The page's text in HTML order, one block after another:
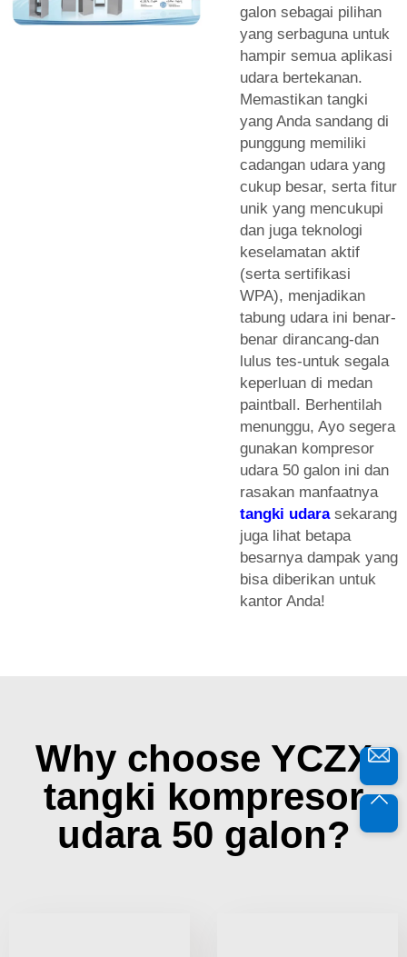
galon sebagai pilihan
yang serbaguna untuk
hampir semua aplikasi
udara bertekanan.
Memastikan tangki
yang Anda sandang di
punggung memiliki
cadangan udara yang
cukup besar, serta fitur
unik yang mencukupi
dan juga teknologi
keselamatan aktif
(serta sertifikasi
WPA), menjadikan
tabung udara ini benar-
benar dirancang-dan
lulus tes-untuk segala
keperluan di medan
paintball. Berhentilah
menunggu, Ayo segera
gunakan kompresor
udara 50 galon ini dan
rasakan manfaatnya
tangki udara sekarang
juga lihat betapa
besarnya dampak yang
bisa diberikan untuk
kantor Anda!
Why choose YCZX
tangki kompresor
udara 50 galon?